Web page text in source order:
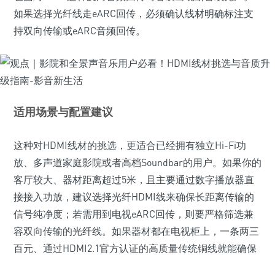
如果选择光纤线走eARC回传，必须确认线材明确标注支
持双向传输或eARC音频回传。
适用场景与配置建议
这种对HDMI线材的挑选，更适合已经拥有独立Hi-Fi功
放、多声道家庭影院或者高档Soundbar的用户。如果你的
客厅较大、器材距离超过5米，且主要通过数字播放器直
接接入功放，建议选择光纤HDMI线来确保长距离传输的
信号纯净度；若需用到电视eARC回传，则要严格筛选兼
容双向传输的光纤线。如果器材都在电视柜上，一条两三
百元、通过HDMI2.1官方认证的高质量传统铜线就能确保